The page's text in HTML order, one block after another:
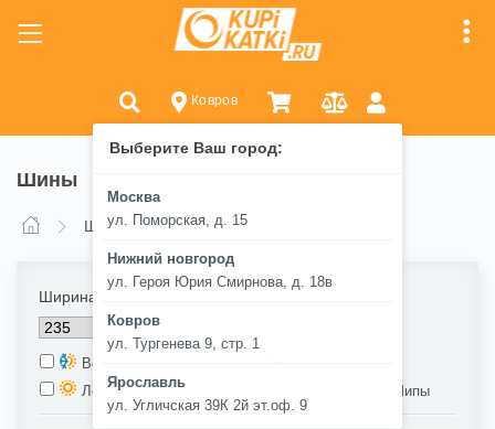
Ковров
Выберите Ваш город:
Москва
ул. Поморская, д. 15
Нижний новгород
ул. Героя Юрия Смирнова, д. 18в
Ковров
ул. Тургенева 9, стр. 1
Ярославль
ул. Угличская 39К 2й эт.оф. 9
Шины
Шины
Ширина
/
Всесезонные
Летние
НеШипы